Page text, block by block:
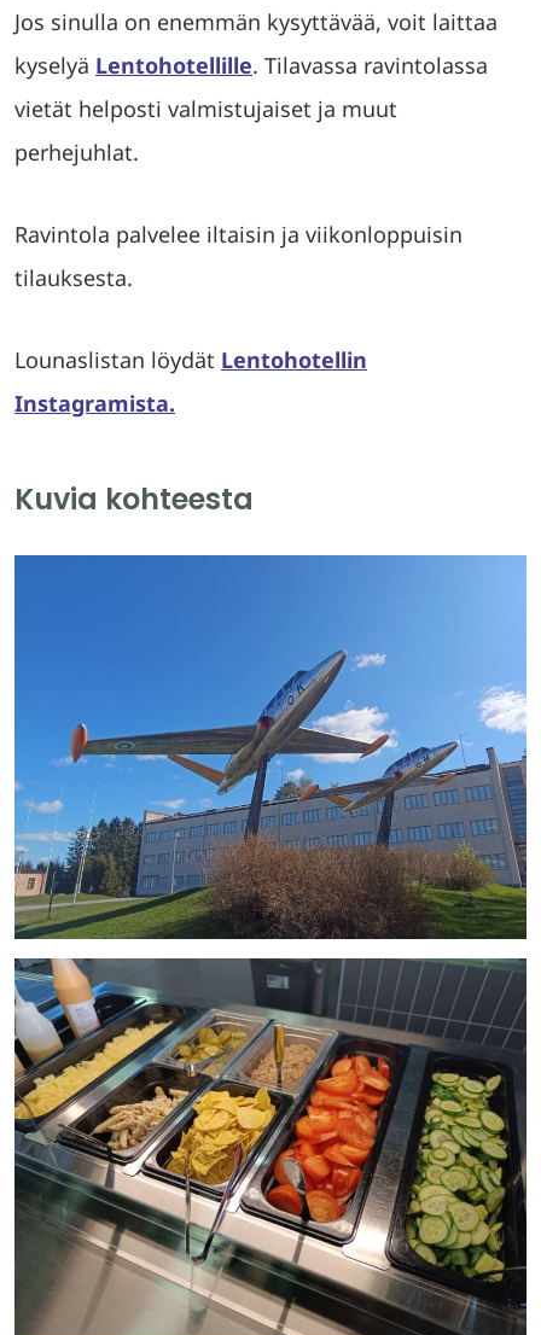
Jos sinulla on enemmän kysyttävää, voit laittaa
kyselyä Lentohotellille. Tilavassa ravintolassa
vietät helposti valmistujaiset ja muut
perhejuhlat.
Ravintola palvelee iltaisin ja viikonloppuisin
tilauksesta.
Lounaslistan löydät Lentohotellin
Instagramista.
Kuvia kohteesta